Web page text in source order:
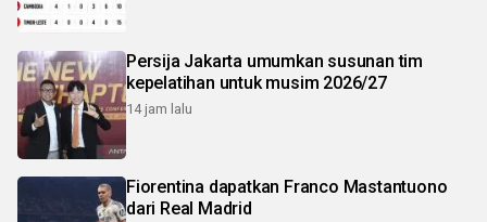
Persija Jakarta umumkan susunan tim
kepelatihan untuk musim 2026/27
14 jam lalu
Fiorentina dapatkan Franco Mastantuono
dari Real Madrid